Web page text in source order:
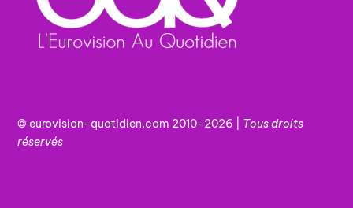
© eurovision-quotidien.com 2010-2026 | Tousdroits
réservés